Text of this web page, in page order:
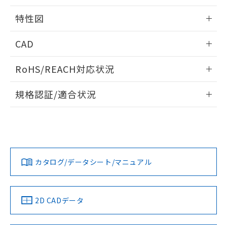
タイムチャート
相互干渉
A: 120mm以上、B: 100mm以上
周囲金属の影響
特性図
検出物体の大きさと材質による影響
CAD
ドすることができます。
ログイン/会員登録
ダウンロードデータをご利用いただく前に、以下を必ずお読
みください。
ソフトウェアの使用条件
RoHS/REACH対応状況
EU RoHS 注意事項・凡例
対応済み
中国 RoHS 注意事項・凡例
規格認証/適合状況
LR型式承認
（イギリス
船舶規格）
DNV型式承認
（ノルウェー
BV型式承認
（フランス
KR型式
（韓国
No No No No
カタログ/データシート/マニュアル
2D CADデータ
欄に対応日を記載しておりました。
既に当社にて対応品への在庫切替を完了
していることから、特段のことがない限
す。